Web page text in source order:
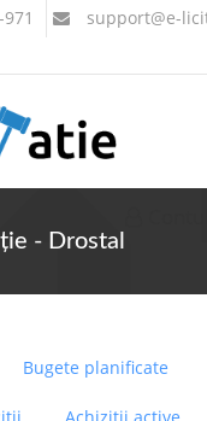
support@e-
- Drostal
Bugete planificate